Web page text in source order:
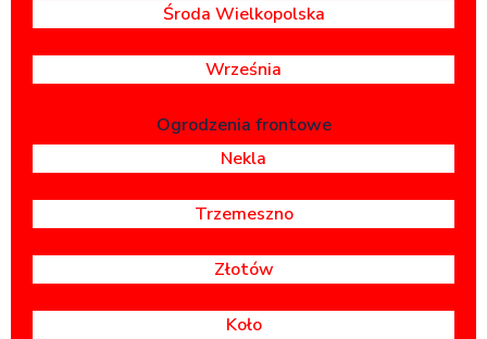
Środa Wielkopolska
Września
Ogrodzenia frontowe
Nekla
Trzemeszno
Złotów
Koło